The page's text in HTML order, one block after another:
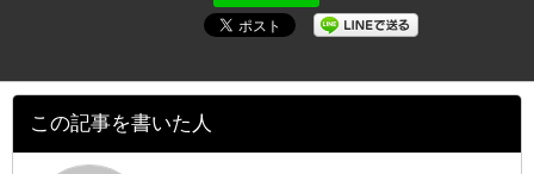
この記事を書いた人